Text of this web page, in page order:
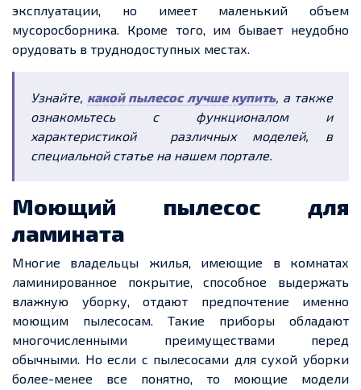
эксплуатации, но имеет маленький объем
мусоросборника. Кроме того, им бывает неудобно
орудовать в труднодоступных местах.
Узнайте, какой пылесос лучше купить, а также
ознакомьтесь с функционалом и
характеристикой различных моделей, в
специальной статье на нашем портале.
Моющий пылесос для
ламината
Многие владельцы жилья, имеющие в комнатах
ламинированное покрытие, способное выдержать
влажную уборку, отдают предпочтение именно
моющим пылесосам. Такие приборы обладают
многочисленными преимуществами перед
обычными. Но если с пылесосами для сухой уборки
более-менее все понятно, то моющие модели